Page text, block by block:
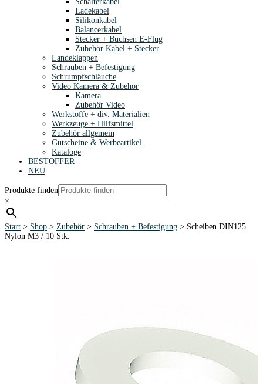
Ladekabel
Silikonkabel
Balancerkabel
Stecker + Buchsen E-Flug
Zubehör Kabel + Stecker
Landeklappen
Schrauben + Befestigung
Schrumpfschläuche
Video Kamera & Zubehör
Kamera
Zubehör Video
Werkstoffe + div. Materialien
Werkzeuge + Hilfsmittel
Zubehör allgemein
Gutscheine & Werbeartikel
Kataloge
BESTOFFER
NEU
Produkte finden
×
Start > Shop > Zubehör > Schrauben + Befestigung > Scheiben DIN125
Nylon M3 / 10 Stk.